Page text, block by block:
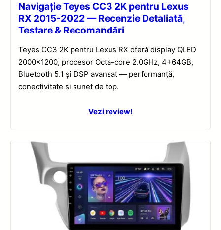
Navigație Teyes CC3 2K pentru Lexus
RX 2015-2022 — Recenzie Detaliată,
Testare & Recomandări
Teyes CC3 2K pentru Lexus RX oferă display QLED
2000×1200, procesor Octa-core 2.0GHz, 4+64GB,
Bluetooth 5.1 și DSP avansat — performanță,
conectivitate și sunet de top.
Vezi review!